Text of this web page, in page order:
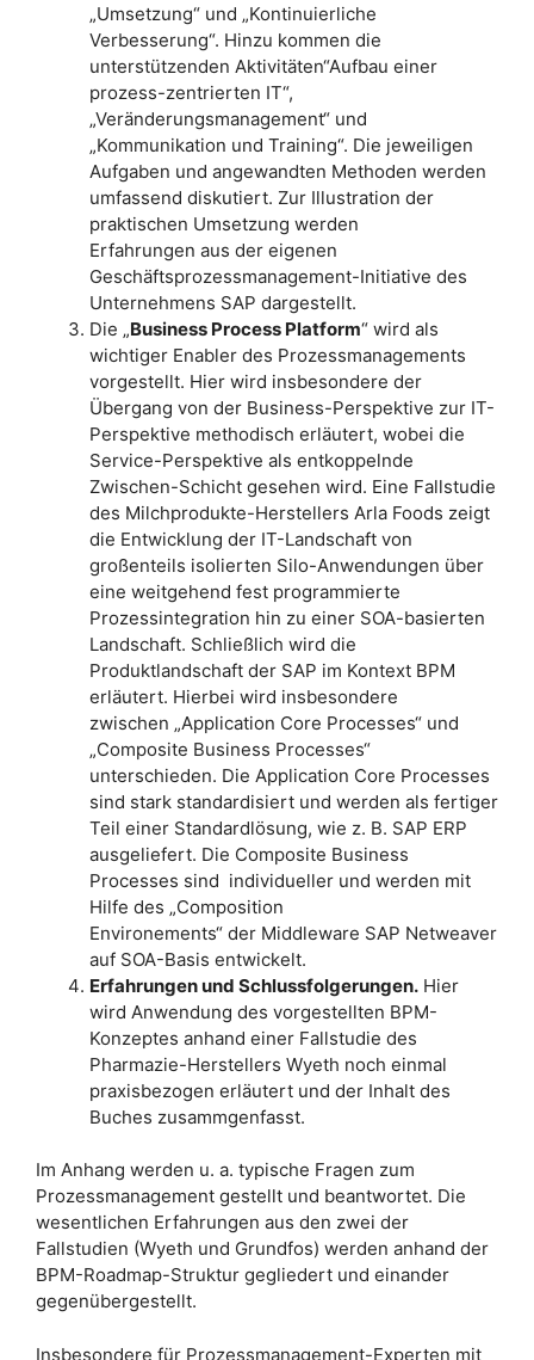
„Umsetzung“ und „Kontinuierliche
Verbesserung“. Hinzu kommen die
unterstützenden Aktivitäten“Aufbau einer
prozess-zentrierten IT“,
„Veränderungsmanagement“ und
„Kommunikation und Training“. Die jeweiligen
Aufgaben und angewandten Methoden werden
umfassend diskutiert. Zur Illustration der
praktischen Umsetzung werden
Erfahrungen aus der eigenen
Geschäftsprozessmanagement-Initiative des
Unternehmens SAP dargestellt.
Die „Business Process Platform“ wird als
wichtiger Enabler des Prozessmanagements
vorgestellt. Hier wird insbesondere der
Übergang von der Business-Perspektive zur IT-
Perspektive methodisch erläutert, wobei die
Service-Perspektive als entkoppelnde
Zwischen-Schicht gesehen wird. Eine Fallstudie
des Milchprodukte-Herstellers Arla Foods zeigt
die Entwicklung der IT-Landschaft von
großenteils isolierten Silo-Anwendungen über
eine weitgehend fest programmierte
Prozessintegration hin zu einer SOA-basierten
Landschaft. Schließlich wird die
Produktlandschaft der SAP im Kontext BPM
erläutert. Hierbei wird insbesondere
zwischen „Application Core Processes“ und
„Composite Business Processes“
unterschieden. Die Application Core Processes
sind stark standardisiert und werden als fertiger
Teil einer Standardlösung, wie z. B. SAP ERP
ausgeliefert. Die Composite Business
Processes sind individueller und werden mit
Hilfe des „Composition
Environements“ der Middleware SAP Netweaver
auf SOA-Basis entwickelt.
Erfahrungen und Schlussfolgerungen. Hier
wird Anwendung des vorgestellten BPM-
Konzeptes anhand einer Fallstudie des
Pharmazie-Herstellers Wyeth noch einmal
praxisbezogen erläutert und der Inhalt des
Buches zusammgenfasst.
Im Anhang werden u. a. typische Fragen zum
Prozessmanagement gestellt und beantwortet. Die
wesentlichen Erfahrungen aus den zwei der
Fallstudien (Wyeth und Grundfos) werden anhand der
BPM-Roadmap-Struktur gegliedert und einander
gegenübergestellt.
Insbesondere für Prozessmanagement-Experten mit